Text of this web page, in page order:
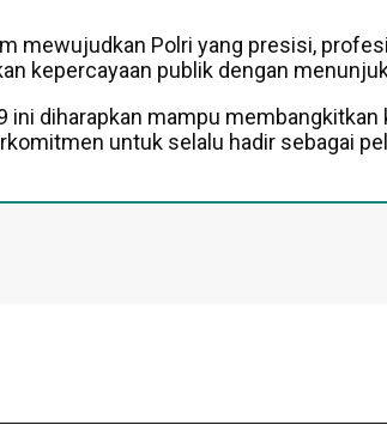
mewujudkan Polri yang presisi,
kepercayaan publik dengan
diharapkan mampu
untuk selalu hadir sebagai